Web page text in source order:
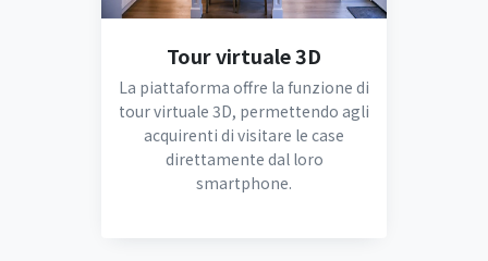
Tour virtuale 3D
La piattaforma offre la funzione di
tour virtuale 3D, permettendo agli
acquirenti di visitare le case
direttamente dal loro
smartphone.